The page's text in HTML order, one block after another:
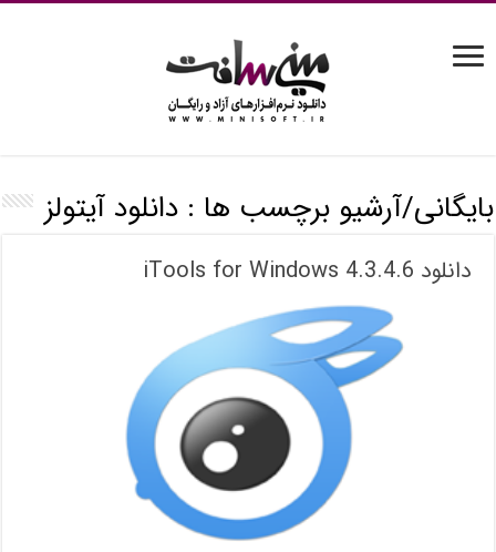
بایگانی/آرشیو برچسب ها :دانلود آیتولز
دانلود iTools for Windows 4.3.4.6